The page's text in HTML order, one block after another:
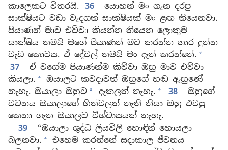
කාලෙකට විතරයි.
36
යොහන් මං ගැන දරපු
සාක්ෂියට වඩා වැදගත් සාක්ෂියක් මං ළඟ තියෙනවා.
පියාණන් මාව එව්වා කියන්න තියෙන ලොකුම
සාක්ෂිය තමයි මගේ පියාණන් මට කරන්න භාර දුන්න
වැඩ කොටස. ඒ දේවල් තමයි මං දැන් කරන්නේ. +
37
ඒ වගේම පියාණන්ම කිව්වා ඔහු මාව එව්වා
කියලා. +
ඔයාලට කවදාවත් ඔහුගේ හඬ ඇහුණේ
නැහැ. ඔයාලා ඔහුව * දැකලත් නැහැ. + 38
ඔහුගේ
වචනය ඔයාලාගේ හිත්වලත් නැති නිසා ඔහු එවපු
කෙනා ගැන ඔයාලට විශ්වාසයක් නැහැ.
39
“ඔයාලා ශුද්ධ ලියවිලි හොඳින් හොයලා
බලනවා. +
එහෙම කරන්නේ සදාකාල ජීවනය